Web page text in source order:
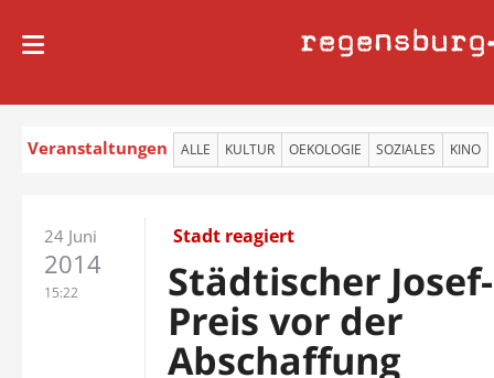
regensburg
Veranstaltungen ALLE KULTUR OEKOLOGIE SOZIALES KINO
24 Juni
2014
15:22
Stadt reagiert
Städtischer
Preis vor der
Abschaffung